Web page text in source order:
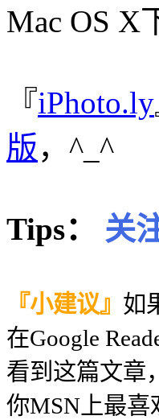
Mac OS X
『iPhoto.ly
版，^_^
Tips： 关
『小建议』 如
在Google
看到这篇文章
你MSN上最喜